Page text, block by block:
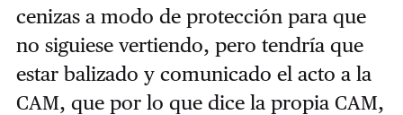
cenizas a modo de protección para que
no siguiese vertiendo, pero tendría que
estar balizado y comunicado el acto a la
CAM, que por lo que dice la propia CAM,